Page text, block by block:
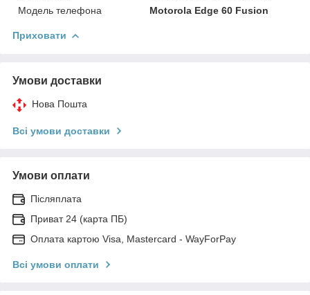
Модель телефона
Motorola Edge 60 Fusion
Приховати
Умови доставки
Нова Пошта
Всі умови доставки
Умови оплати
Післяплата
Приват 24 (карта ПБ)
Оплата картою Visa, Mastercard - WayForPay
Всі умови оплати